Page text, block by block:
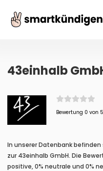
43einhalb
Bewertung 0 von 5
In unserer Datenbank
zur 43einhalb GmbH. Die
positive, 0% neutrale und 0%